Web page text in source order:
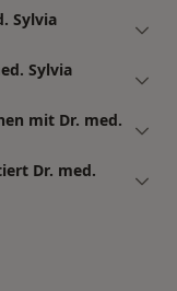
Sylvia
Sylvia
mit Dr. med.
Dr. med.